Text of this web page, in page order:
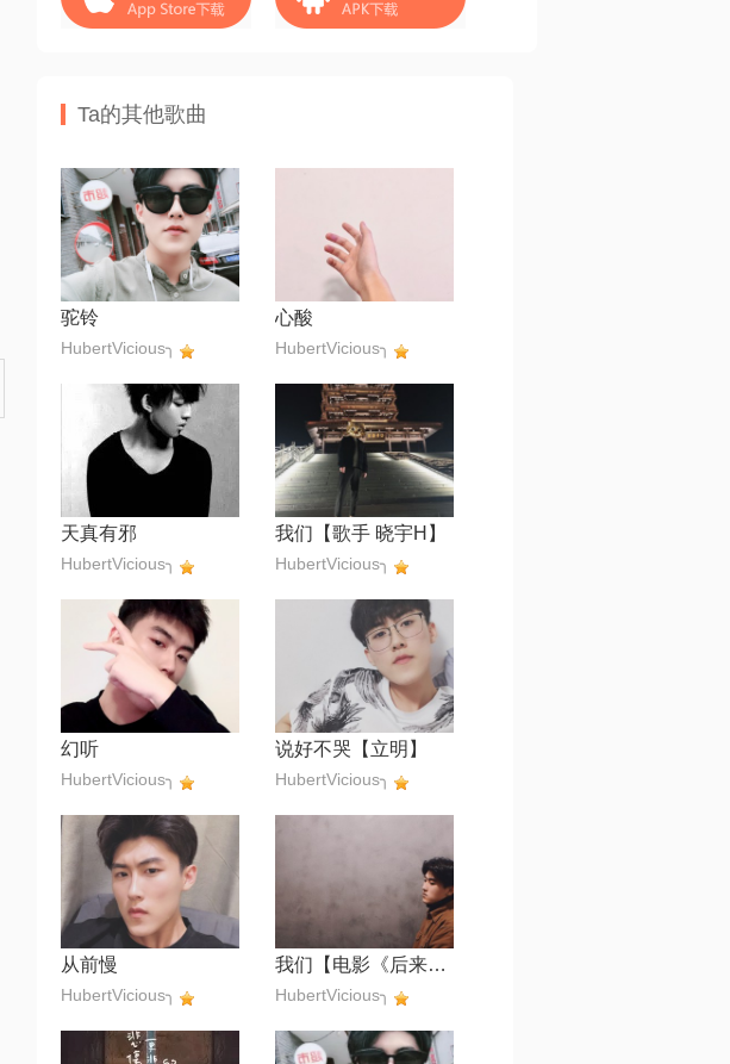
Ta的其他歌曲
驼铃
HubertVicious╮
心酸
HubertVicious╮
天真有邪
HubertVicious╮
我们【歌手 晓宇H】
HubertVicious╮
幻听
HubertVicious╮
说好不哭【立明】
HubertVicious╮
从前慢
HubertVicious╮
我们【电影《后来的我们》主题曲】
HubertVicious╮